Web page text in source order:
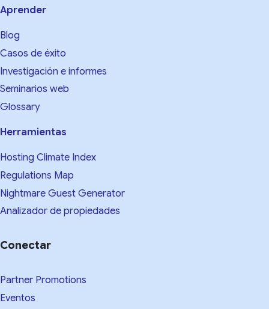
Aprender
Blog
Casos de éxito
Investigación e informes
Seminarios web
Glossary
Herramientas
Hosting Climate Index
Regulations Map
Nightmare Guest Generator
Analizador de propiedades
Conectar
Partner Promotions
Eventos